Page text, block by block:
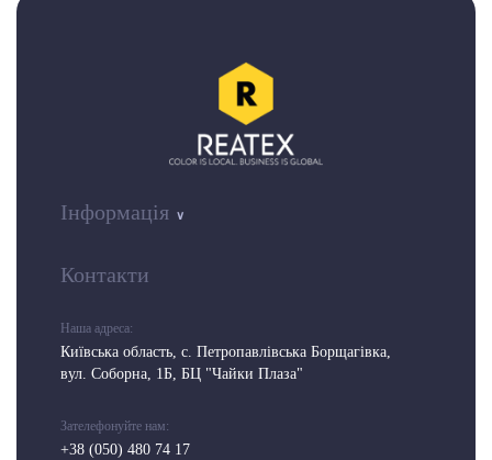
Інформація
Контакти
Наша адреса:
Київська область, c. Петропавлівська Борщагівка,
вул. Соборна, 1Б, БЦ "Чайки Плаза"
Зателефонуйте нам:
+38 (050) 480 74 17